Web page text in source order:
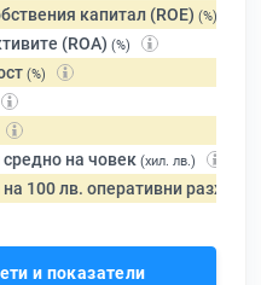
капитал (ROE) (%)
(ROA) (%)
(%)
на човек (хил. лв.)
100 лв. оперативни разходи
и показатели